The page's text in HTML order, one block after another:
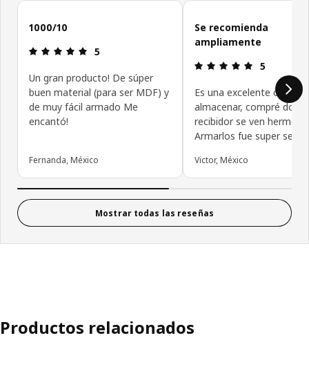
Omitir reseñas de clientes
1000/10
Revisión: 5 fuera de 5 estrellas.
5
Un gran producto! De súper
buen material (para ser MDF) y
de muy fácil armado Me
encantó!
Fernanda, México
Se recomienda
ampliamente
Revisión:
5
Es una excelente opcion
almacenar, compré dos
recibidor se ven
Armarlos fue super
Victor, México
Mostrar todas las reseñas
Productos relacionados